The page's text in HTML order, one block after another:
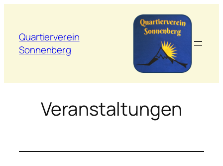
springen
Quartierverein
Sonnenberg
Veranstaltungen